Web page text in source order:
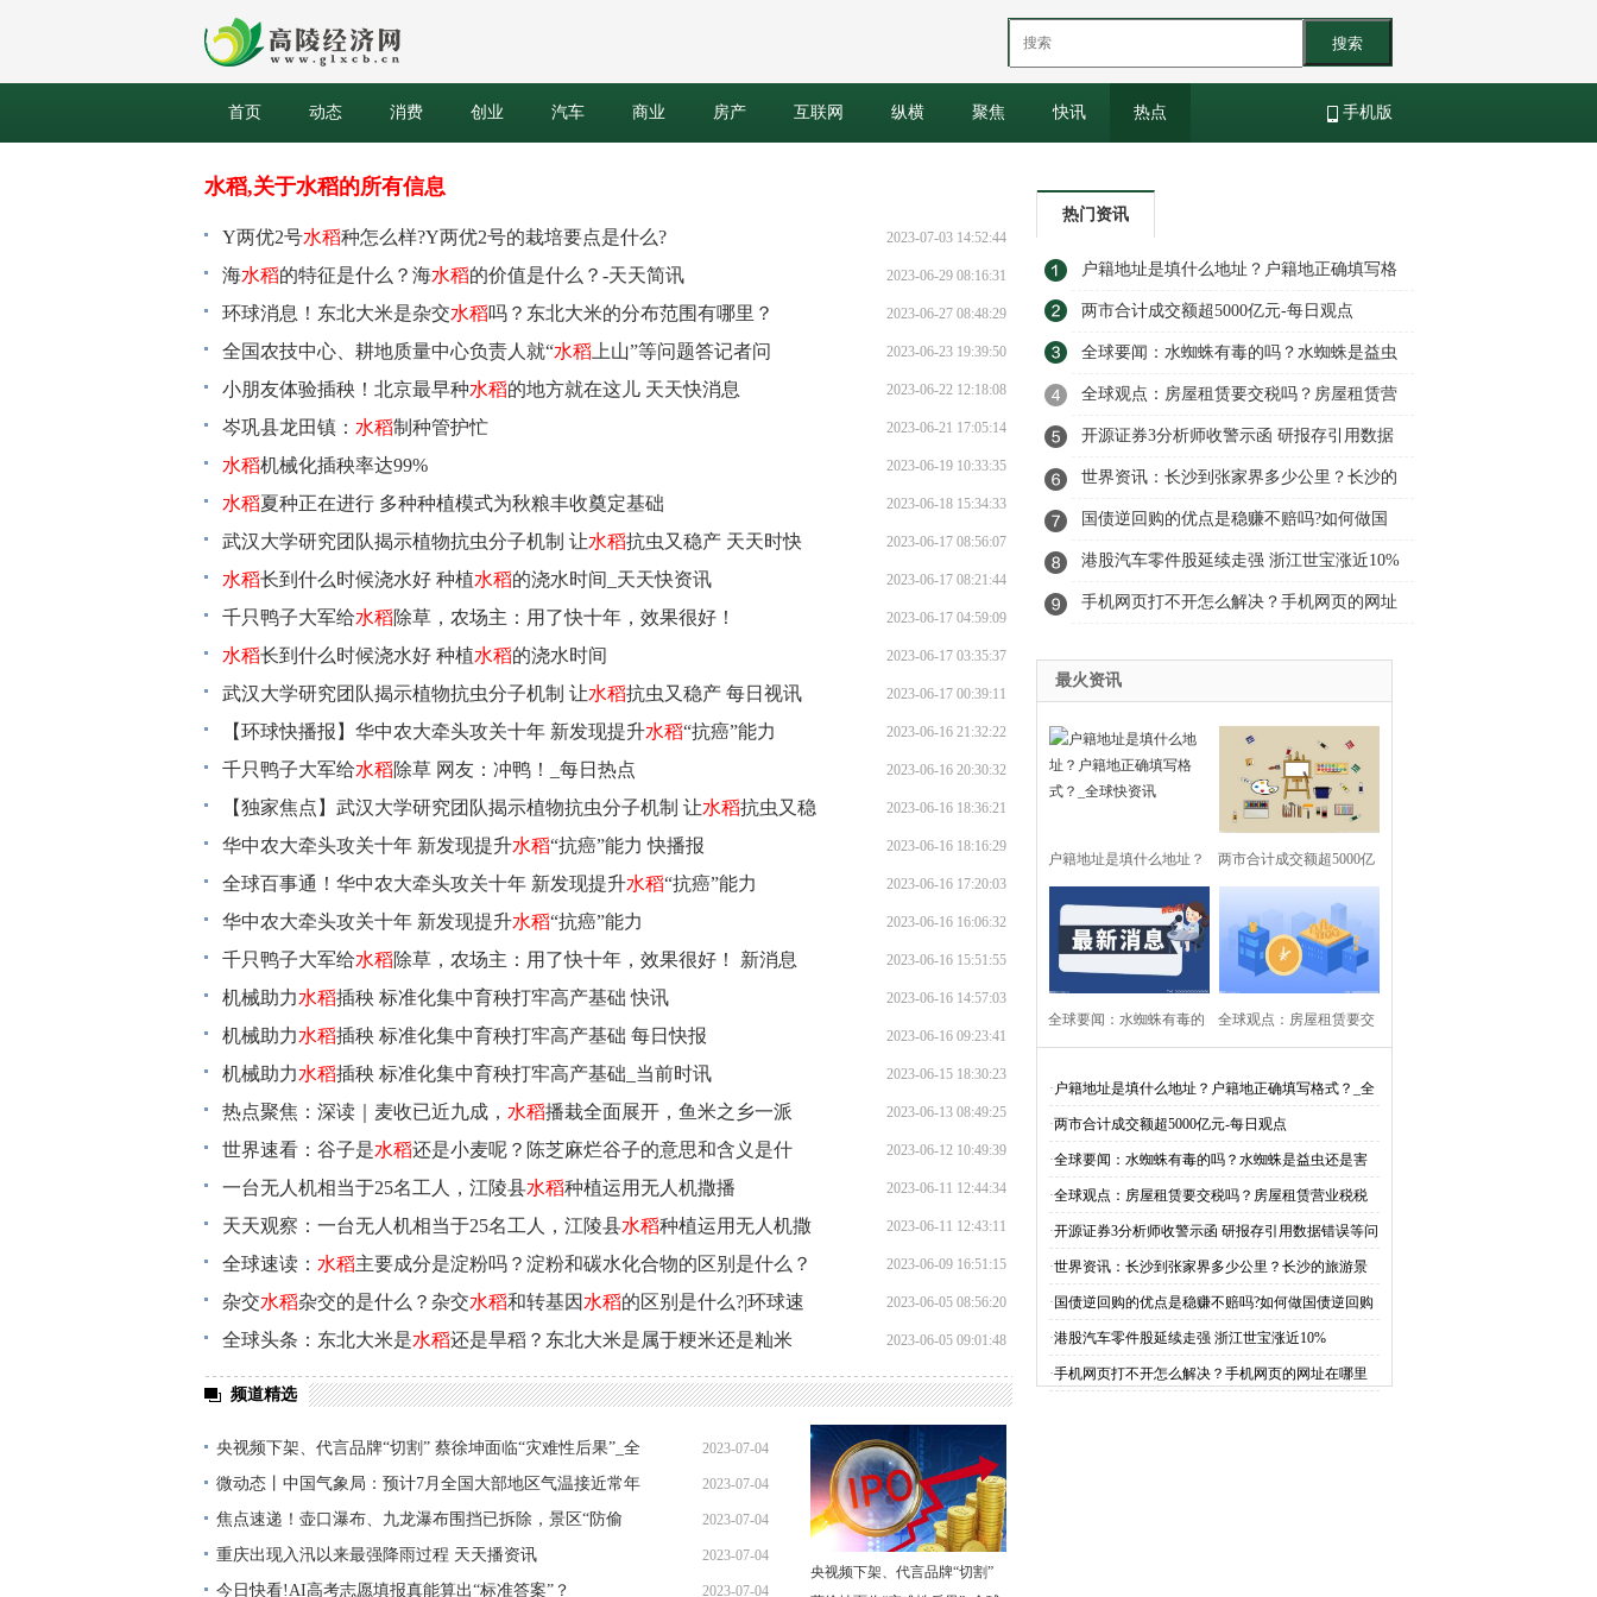
搜索
首页 动态 消费 创业 汽车 商业 房产 互联网 纵横 聚焦 快讯 热点 手机版
水稻,关于水稻的所有信息
Y两优2号水稻种怎么样?Y两优2号的栽培要点是什么? 2023-07-03 14:52:44
海水稻的特征是什么？海水稻的价值是什么？-天天简讯 2023-06-29 08:16:31
环球消息！东北大米是杂交水稻吗？东北大米的分布范围有哪里？ 2023-06-27 08:48:29
全国农技中心、耕地质量中心负责人就“水稻 上山”等问题答记者问 2023-06-23 19:39:50
小朋友体验插秧！北京最早种水稻的地方就在这儿 天天快消息 2023-06-22 12:18:08
岑巩县龙田镇： 水稻制种管护忙 2023-06-21 17:05:14
水稻机械化插秧率达99% 2023-06-19 10:33:35
水稻夏种正在进行 多种种植模式为秋粮丰收奠定基础 2023-06-18 15:34:33
武汉大学研究团队揭示植物抗虫分子机制 让水稻抗虫又稳产 天天时快
讯
2023-06-17 08:56:07
水稻长到什么时候浇水好 种植水稻的浇水时间_天天快资讯 2023-06-17 08:21:44
千只鸭子大军给水稻除草，农场主：用了快十年，效果很好！ 2023-06-17 04:59:09
水稻长到什么时候浇水好 种植水稻的浇水时间 2023-06-17 03:35:37
武汉大学研究团队揭示植物抗虫分子机制 让水稻抗虫又稳产 每日视讯 2023-06-17 00:39:11
【环球快播报】华中农大牵头攻关十年 新发现提升水稻“抗癌”能力 2023-06-16 21:32:22
千只鸭子大军给水稻除草 网友：冲鸭！_每日热点 2023-06-16 20:30:32
【独家焦点】武汉大学研究团队揭示植物抗虫分子机制 让水稻抗虫又稳
产
2023-06-16 18:36:21
华中农大牵头攻关十年 新发现提升水稻“抗癌”能力 快播报 2023-06-16 18:16:29
全球百事通！华中农大牵头攻关十年 新发现提升水稻“抗癌”能力 2023-06-16 17:20:03
华中农大牵头攻关十年 新发现提升水稻“抗癌”能力 2023-06-16 16:06:32
千只鸭子大军给水稻除草，农场主：用了快十年，效果很好！ 新消息 2023-06-16 15:51:55
机械助力水稻插秧 标准化集中育秧打牢高产基础 快讯 2023-06-16 14:57:03
机械助力水稻插秧 标准化集中育秧打牢高产基础 每日快报 2023-06-16 09:23:41
机械助力水稻插秧 标准化集中育秧打牢高产基础_当前时讯 2023-06-15 18:30:23
热点聚焦：深读｜麦收已近九成， 水稻播栽全面展开，鱼米之乡一派
好“丰”光
2023-06-13 08:49:25
世界速看：谷子是水稻还是小麦呢？陈芝麻烂谷子的意思和含义是什
么？
2023-06-12 10:49:39
一台无人机相当于25名工人，江陵县水稻种植运用无人机撒播 2023-06-11 12:44:34
天天观察：一台无人机相当于25名工人，江陵县水稻种植运用无人机撒
播
2023-06-11 12:43:11
全球速读： 水稻主要成分是淀粉吗？​淀粉和碳水化合物的区别是什么？ 2023-06-09 16:51:15
杂交水稻杂交的是什么？杂交水稻和转基因 水稻的区别是什么?|环球速
讯
2023-06-05 08:56:20
全球头条：东北大米是水稻还是旱稻？东北大米是属于粳米还是籼米
呢?
2023-06-05 09:01:48
频道精选
央视频下架、代言品牌“切割” 蔡徐坤面临“灾难性后果”_全
球微动态
2023-07-04
11:29:51
微动态丨中国气象局：预计7月全国大部地区气温接近常年
同期到偏高
2023-07-04
11:29:40
焦点速递！壶口瀑布、九龙瀑布围挡已拆除，景区“防偷
窥”的经营理念需升级
2023-07-04
11:45:10
重庆出现入汛以来最强降雨过程 天天播资讯 2023-07-04
11:33:50
今日快看!AI高考志愿填报真能算出“标准答案”？ 2023-07-04
央视频下架、代言品牌“切割”
热门资讯
户籍地址是填什么地址？户籍地正确填写格
式？_全球快资讯
两市合计成交额超5000亿元-每日观点
全球要闻：水蜘蛛有毒的吗？水蜘蛛是益虫
还是害虫？
全球观点：房屋租赁要交税吗？房屋租赁营
业税税率是多少？
开源证券3分析师收警示函 研报存引用数据
错误等问题|全球报资讯
世界资讯：长沙到张家界多少公里？长沙的
旅游景点有哪些地方？
国债逆回购的优点是稳赚不赔吗?如何做国
债逆回购
港股汽车零件股延续走强 浙江世宝涨近10%
手机网页打不开怎么解决？手机网页的网址
最火资讯
户籍地址是填什么地址？
户籍地正确填写格式？_全
两市合计成交额超5000亿
元-每日观点
全球要闻：水蜘蛛有毒的
虫？
全球观点：房屋租赁要交
率是多少？
· 户籍地址是填什么地址？户籍地正确填写格式？_全
球快资讯
·两市合计成交额超5000亿元-每日观点
·全球要闻：水蜘蛛有毒的吗？水蜘蛛是益虫还是害
虫？
·全球观点：房屋租赁要交税吗？房屋租赁营业税税
率是多少？
·开源证券3分析师收警示函 研报存引用数据错误等问
题|全球报资讯
·世界资讯：长沙到张家界多少公里？长沙的旅游景
点有哪些地方？
· 国债逆回购的优点是稳赚不赔吗?如何做国债逆回购
·港股汽车零件股延续走强 浙江世宝涨近10%
·手机网页打不开怎么解决？手机网页的网址在哪里